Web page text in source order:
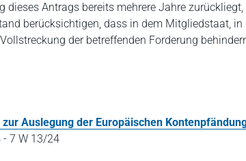
dieses Antrags bereits mehrere Jahre
berücksichtigen, dass in dem Mitgliedstaat,
der betreffenden Forderung
Auslegung der Europäischen
- 7 W 13/24